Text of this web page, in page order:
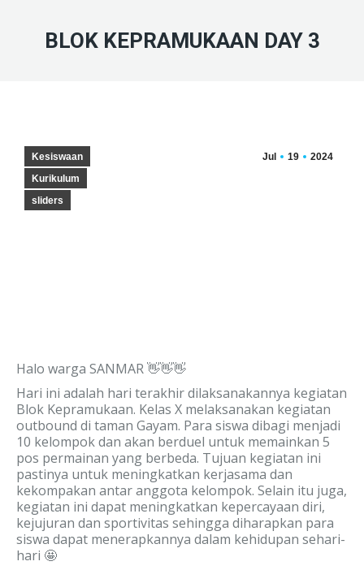
BLOK KEPRAMUKAAN DAY 3
Jul 19 2024
Kesiswaan
Kurikulum
sliders
Halo warga SANMAR 👋👋👋
Hari ini adalah hari terakhir dilaksanakannya kegiatan
Blok Kepramukaan. Kelas X melaksanakan kegiatan
outbound di taman Gayam. Para siswa dibagi menjadi
10 kelompok dan akan berduel untuk memainkan 5
pos permainan yang berbeda. Tujuan kegiatan ini
pastinya untuk meningkatkan kerjasama dan
kekompakan antar anggota kelompok. Selain itu juga,
kegiatan ini dapat meningkatkan kepercayaan diri,
kejujuran dan sportivitas sehingga diharapkan para
siswa dapat menerapkannya dalam kehidupan sehari-
hari 🤩